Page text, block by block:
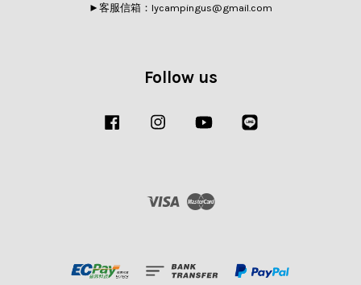
►客服信箱：lycampingus@gmail.com
Follow us
Facebook Instagram YouTube
Visa Master